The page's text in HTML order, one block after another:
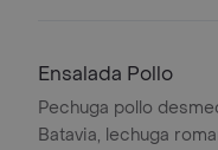
Ensalada Pollo
Pechuga pollo
Batavia, lechuga